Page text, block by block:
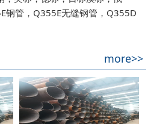
钢管，Q355E无缝钢管，Q355D
more>>